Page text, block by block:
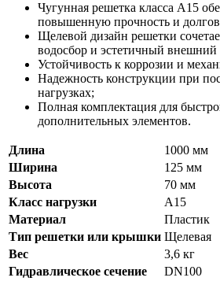
Чугунная решетка класса А15
повышенную прочность и
Щелевой дизайн решетки
водосбор и эстетичный внешний
Устойчивость к коррозии и
Надежность конструкции при
нагрузках;
Полная комплектация для
дополнительных элементов.
Длина
1000 мм
Ширина
125 мм
Высота
70 мм
Класс нагрузки
A15
Материал
Пластик
Тип решетки или крышки Щелевая
Вес
3,6 кг
Гидравлическое сечение
DN100